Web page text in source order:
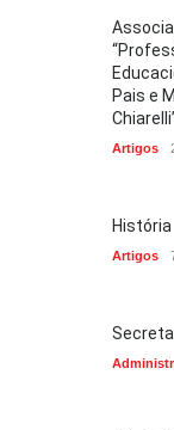
Pais e
Artigos
História
Artigos